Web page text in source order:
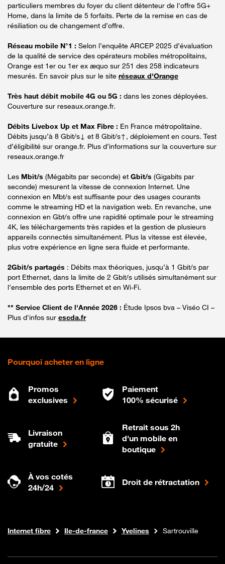
particuliers membres du foyer du client détenteur de l'offre 5G+
Home, dans la limite de 5 forfaits. Perte de la remise en cas de
résiliation ou de changement d’offre.
Réseau mobile N°1 : Selon l’enquête ARCEP 2025 d’évaluation
de la qualité de service des opérateurs mobiles métropolitains,
Orange est 1er ou 1er ex æquo sur 251 des 258 indicateurs
mesurés. En savoir plus sur le site réseaux d'Orange
Très haut débit mobile 4G ou 5G : dans les zones déployées.
Couverture sur reseaux.orange.fr.
Débits Livebox Up et Max Fibre : En France métropolitaine.
Débits jusqu’à 8 Gbit/s↓ et 8 Gbit/s↑, déploiement en cours. Test
d’éligibilité sur orange.fr. Plus d’informations sur la couverture sur
reseaux.orange.fr
Les Mbit/s (Mégabits par seconde) et Gbit/s (Gigabits par
seconde) mesurent la vitesse de connexion Internet. Une
connexion en Mbt/s est suffisante pour des usages courants
comme le streaming HD et la navigation web. En revanche, une
connexion en Gbt/s offre une rapidité optimale pour le streaming
4K, les téléchargements très rapides et la gestion de plusieurs
appareils connectés simultanément. Plus la vitesse est élevée,
plus votre expérience en ligne sera fluide et performante.
2Gbit/s partagés : Débits max théoriques, jusqu’à 1 Gbit/s par
port Ethernet, dans la limite de 2 Gbit/s utilisés simultanément sur
l’ensemble des ports Ethernet et en Wi-Fi.
** Service Client de l'Année 2026 : Étude Ipsos bva – Viséo CI –
Plus d'infos sur escda.fr
Pourquoi acheter en ligne
Promos
exclusives
Paiement
100% sécurisé
Livraison
gratuite
Retrait sous 2h
d'un mobile en
boutique
À vos cotés
24h/24
Droit de rétractation
Boutique Orange
Internet fibre Ile-de-france Yvelines Sartrouville